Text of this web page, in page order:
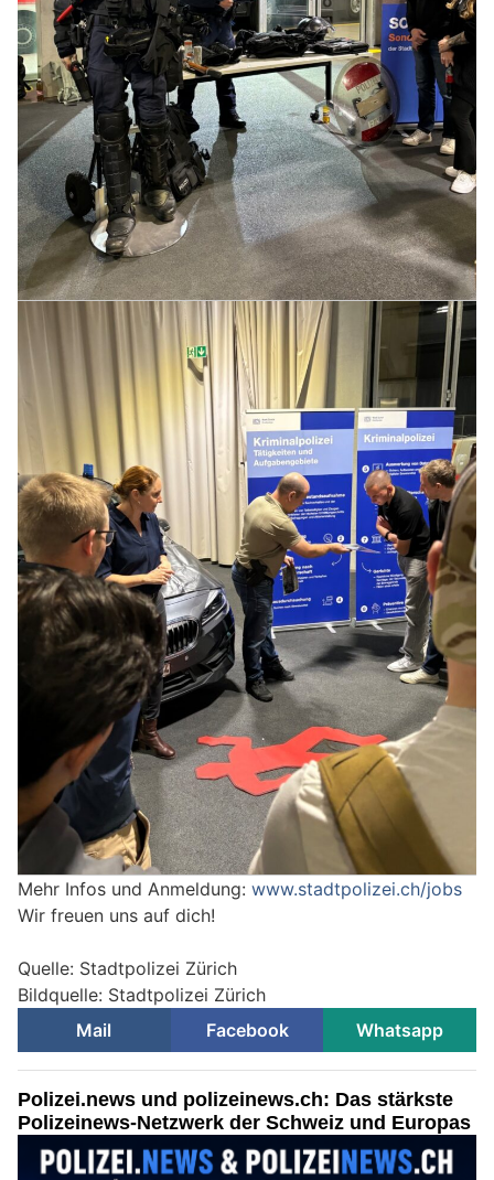
Mehr Infos und Anmeldung: www.stadtpolizei.ch/jobs
Wir freuen uns auf dich!
Quelle: Stadtpolizei Zürich
Bildquelle: Stadtpolizei Zürich
Mail
Facebook Whatsapp
Polizei.news und polizeinews.ch: Das stärkste
Polizeinews-Netzwerk der Schweiz und Europas